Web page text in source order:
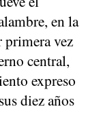
en la
vez
central,
expreso
diez años